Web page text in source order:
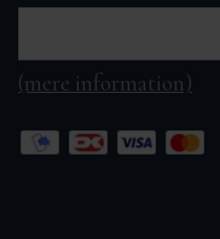
(mere information)